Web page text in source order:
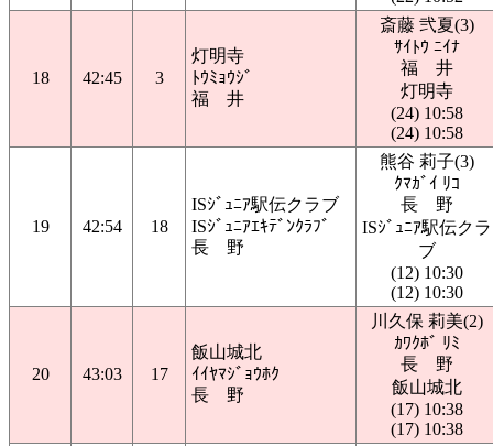
18 42:45 3
灯明寺
ﾄｳﾐｮｳｼﾞ
福 井
斎藤 弐夏(3)
ｻｲﾄｳ ﾆｲﾅ
福 井
灯明寺
(24) 10:58
(24) 10:58
19 42:54 18
ISｼﾞｭﾆｱ駅伝クラブ
ISｼﾞｭﾆｱｴｷﾃﾞﾝｸﾗﾌﾞ
長 野
熊谷 莉子(3)
ｸﾏｶﾞｲ ﾘｺ
長 野
ISｼﾞｭﾆｱ駅伝クラ
ブ
(12) 10:30
(12) 10:30
20 43:03 17
飯山城北
ｲｲﾔﾏｼﾞｮｳﾎｸ
長 野
川久保 莉美(2)
ｶﾜｸﾎﾞ ﾘﾐ
長 野
飯山城北
(17) 10:38
(17) 10:38